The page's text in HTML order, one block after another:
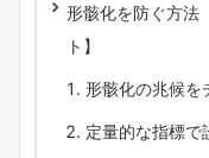
形骸化を防ぐ方法
ト】
形骸化の兆候を
定量的な指標で